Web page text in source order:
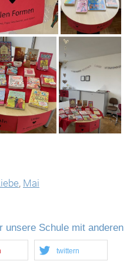
, Mai
unsere Schule mit anderen
twittern